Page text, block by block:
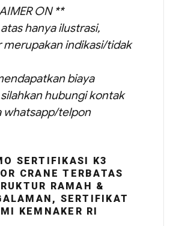
ON **
hanya ilustrasi,
merupakan indikasi/tidak
biaya
hubungi kontak
whatsapp/telpon
SERTIFIKASI K3
CRANE TERBATAS
RAMAH &
SERTIFIKAT
KEMNAKER RI